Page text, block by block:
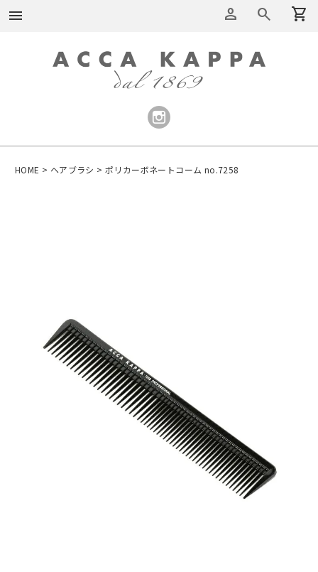
menu person search shopping_cart
HOME ヘアブラシ ポリカーボネートコーム no.7258